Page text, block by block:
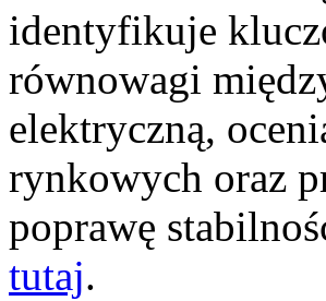
identyfikuje
równowagi
elektryczną,
rynkowych oraz
poprawę
tutaj.